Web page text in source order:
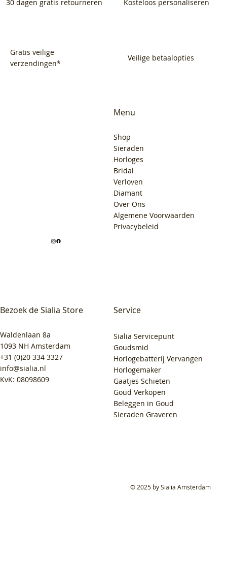
30 dagen gratis retourneren Kosteloos personaliseren
Gratis veilige
verzendingen*
Veilige betaalopties
Bezoek de Sialia Store
Waldenlaan 8a
1093 NH Amsterdam
+31 (0)20 334 3327
info@sialia.nl
KvK: 08098609
Menu
Shop
Sieraden
Horloges
Bridal
Verloven
Diamant
Over Ons
Algemene Voorwaarden
Privacybeleid
Service
Sialia Servicepunt
Goudsmid
Horlogebatterij Vervangen
Horlogemaker
Gaatjes Schieten
Goud Verkopen
Beleggen in Goud
Sieraden Graveren
© 2025 by Sialia Amsterdam